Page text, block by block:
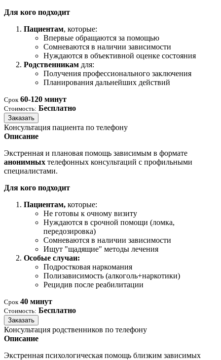
Для кого подходит
Пациентам, которые:
Впервые обращаются за помощью
Сомневаются в наличии зависимости
Нуждаются в объективной оценке состояния
Родственникам для:
Получения профессионального заключения
Планирования дальнейших действий
Срок 60-120 минут
Стоимость: Бесплатно
Заказать
Консультация пациента по телефону
Описание
Экстренная и плановая помощь зависимым в формате
анонимных телефонных консультаций с профильными
специалистами.
Для кого подходит
Пациентам, которые:
Не готовы к очному визиту
Нуждаются в срочной помощи (ломка,
передозировка)
Сомневаются в наличии зависимости
Ищут "щадящие" методы лечения
Особые случаи:
Подростковая наркомания
Полизависимость (алкоголь+наркотики)
Рецидив после реабилитации
Срок 40 минут
Стоимость: Бесплатно
Заказать
Консультация родственников по телефону
Описание
Экстренная психологическая помощь близким зависимых